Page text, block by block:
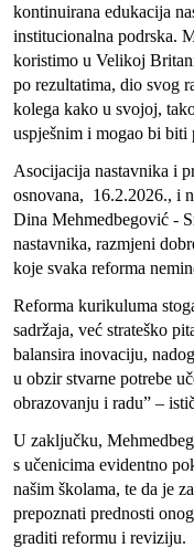
kontinuirana edukacija
institucionalna podrska.
koristimo u Velikoj
po rezultatima, dio svog
kolega kako u svojoj,
uspješnim i mogao bi
Asocijacija nastavnika i
osnovana, 16.2.2026., i
Dina Mehmedbegović -
nastavnika, razmjeni
koje svaka reforma
Reforma kurikuluma
sadržaja, već strateško
balansira inovaciju,
u obzir stvarne potrebe
obrazovanju i radu” –
U zaključku,
s učenicima evidentno
našim školama, te da je
prepoznati prednosti
graditi reformu i reviziju.